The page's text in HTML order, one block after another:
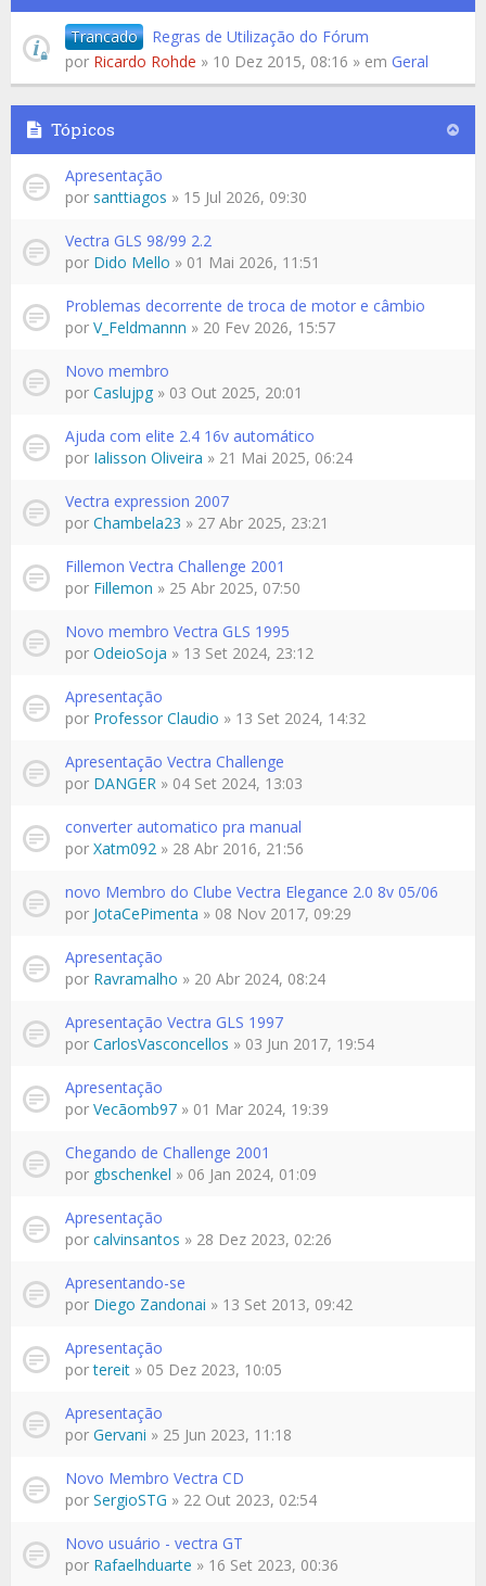
Trancado
Regras de Utilização do Fórum
por Ricardo Rohde » 10 Dez 2015, 08:16 » em Geral
Tópicos
Apresentação
por santtiagos » 15 Jul 2026, 09:30
Vectra GLS 98/99 2.2
por Dido Mello » 01 Mai 2026, 11:51
Problemas decorrente de troca de motor e câmbio
por V_Feldmannn » 20 Fev 2026, 15:57
Novo membro
por Caslujpg » 03 Out 2025, 20:01
Ajuda com elite 2.4 16v automático
por Ialisson Oliveira » 21 Mai 2025, 06:24
Vectra expression 2007
por Chambela23 » 27 Abr 2025, 23:21
Fillemon Vectra Challenge 2001
por Fillemon » 25 Abr 2025, 07:50
Novo membro Vectra GLS 1995
por OdeioSoja » 13 Set 2024, 23:12
Apresentação
por Professor Claudio » 13 Set 2024, 14:32
Apresentação Vectra Challenge
por DANGER » 04 Set 2024, 13:03
converter automatico pra manual
por Xatm092 » 28 Abr 2016, 21:56
novo Membro do Clube Vectra Elegance 2.0 8v 05/06
por JotaCePimenta » 08 Nov 2017, 09:29
Apresentação
por Ravramalho » 20 Abr 2024, 08:24
Apresentação Vectra GLS 1997
por CarlosVasconcellos » 03 Jun 2017, 19:54
Apresentação
por Vecãomb97 » 01 Mar 2024, 19:39
Chegando de Challenge 2001
por gbschenkel » 06 Jan 2024, 01:09
Apresentação
por calvinsantos » 28 Dez 2023, 02:26
Apresentando-se
por Diego Zandonai » 13 Set 2013, 09:42
Apresentação
portereit » 05 Dez 2023, 10:05
Apresentação
por Gervani » 25 Jun 2023, 11:18
Novo Membro Vectra CD
por SergioSTG » 22 Out 2023, 02:54
Novo usuário - vectra GT
por Rafaelhduarte » 16 Set 2023, 00:36